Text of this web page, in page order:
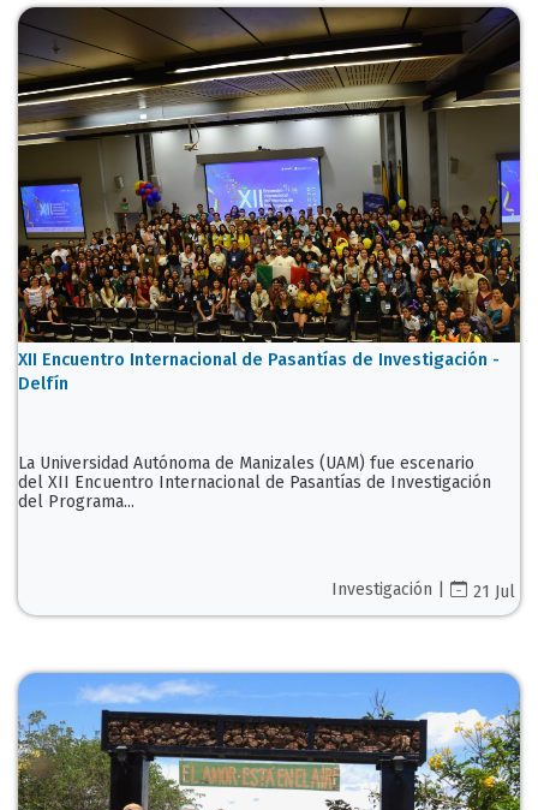
XII Encuentro Internacional de Pasantías de Investigación -
Delfín
La Universidad Autónoma de Manizales (UAM) fue escenario
del XII Encuentro Internacional de Pasantías de Investigación
del Programa...
Investigación | 21 Jul